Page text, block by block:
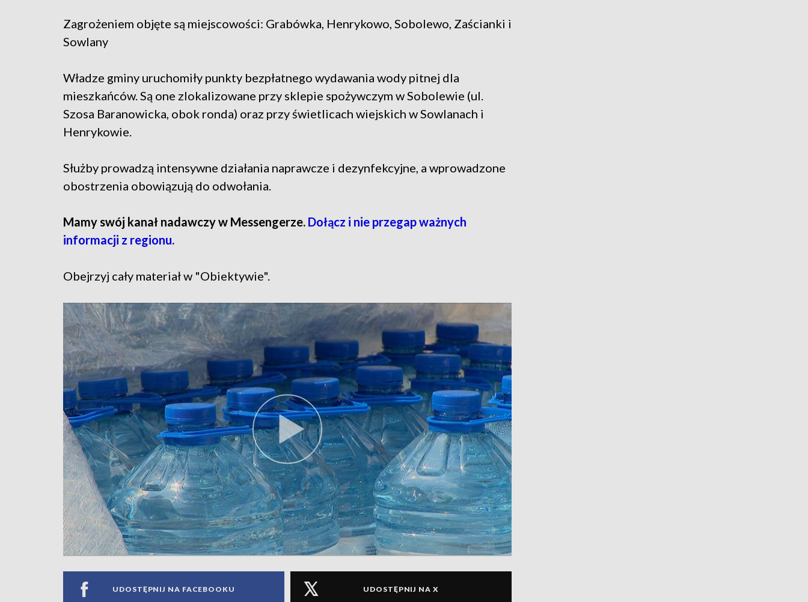
Zagrożeniem objęte są miejscowości: Grabówka, Henrykowo, Sobolewo, Zaścianki i
Sowlany
Władze gminy uruchomiły punkty bezpłatnego wydawania wody pitnej dla
mieszkańców. Są one zlokalizowane przy sklepie spożywczym w Sobolewie (ul.
Szosa Baranowicka, obok ronda) oraz przy świetlicach wiejskich w Sowlanach i
Henrykowie.
Służby prowadzą intensywne działania naprawcze i dezynfekcyjne, a wprowadzone
obostrzenia obowiązują do odwołania.
Mamy swój kanał nadawczy w Messengerze. Dołącz i nie przegap ważnych
informacji z regionu.
Obejrzyj cały materiał w "Obiektywie".
UDOSTĘPNIJ NA FACEBOOKU UDOSTĘPNIJ NA X